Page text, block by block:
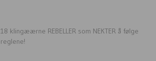
18 klingæærne REBELLER som NEKTER å følge
reglene!